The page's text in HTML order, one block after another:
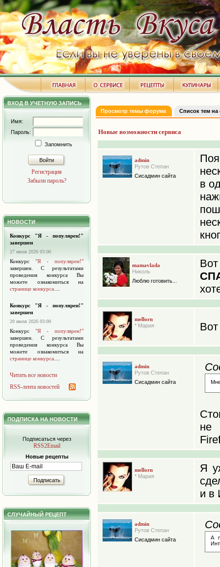
ВХОД В УЧЕТНУЮ ЗАПИСЬ
Имя:
Пароль:
Запомнить
Войти
Регистрация
Забыли пароль?
НОВОСТИ
Конкурс "Я - популярен!"
завершен
27 июля 2026 03:00
Конкурс "Я - популярен!"
завершен. С результатами
проведения конкурса Вы
можете ознакомиться на
странице конкурса
Конкурс "Я - популярен!"
завершен
20 июля 2026 03:00
Конкурс "Я - популярен!"
завершен. С результатами
проведения конкурса Вы
можете ознакомиться на
странице конкурса
Читать все новости
RSS-лента новостей
ПОДПИСКА НА НОВОСТИ
Подписаться через
RSS2Email
Новые рецепты
Подписать
СЛУЧАЙНЫЙ РЕЦЕПТ
Просмотр темы форума Список тем
Новые возможности сервиса
admin
Рутов Степан
Сисадмин сайта
в
mamavlada
Николь
Люблю готовить...
mellorn
* Мария
admin
Рутов Степан
Сисадмин сайта
не
mellorn
* Мария
Я
и в
admin
Рутов Степан
Сисадмин сайта
А